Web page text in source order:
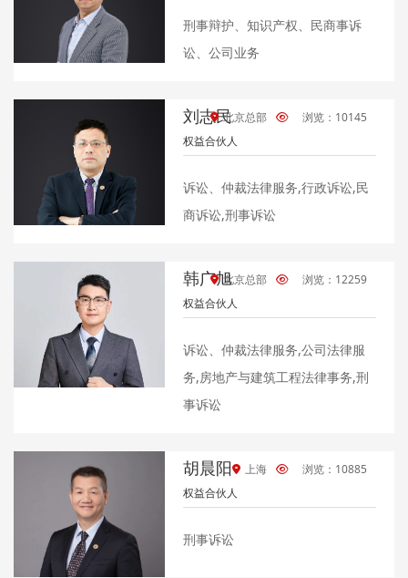
刑事辩护、知识产权、民商事诉
讼、公司业务
刘志民
权益合伙人
北京总部 浏览：10145
诉讼、仲裁法律服务,行政诉讼,民
商诉讼,刑事诉讼
韩广旭
权益合伙人
北京总部 浏览：12259
诉讼、仲裁法律服务,公司法律服
务,房地产与建筑工程法律事务,刑
事诉讼
胡晨阳
权益合伙人
上海 浏览：10885
刑事诉讼